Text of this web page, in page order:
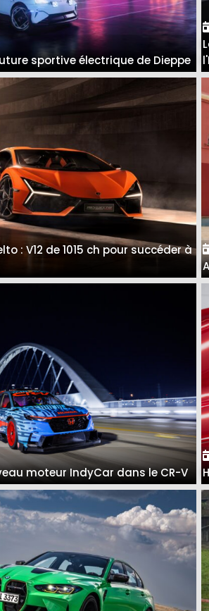
sportive électrique de Dieppe
: V12 de 1015 ch pour succéder à
moteur IndyCar dans le CR-V